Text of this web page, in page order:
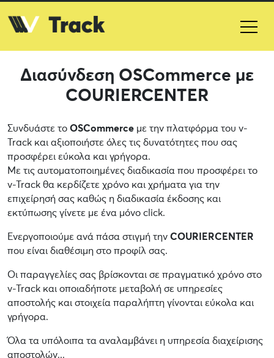
Διασύνδεση OSCommerce με
COURIERCENTER
Συνδυάστε το OSCommerce με την πλατφόρμα του v-
Track και αξιοποιήστε όλες τις δυνατότητες που σας
προσφέρει εύκολα και γρήγορα.
Με τις αυτοματοποιημένες διαδικασία που προσφέρει το
v-Track θα κερδίζετε χρόνο και χρήματα για την
επιχείρησή σας καθώς η διαδικασία έκδοσης και
εκτύπωσης γίνετε με ένα μόνο click.
Ενεργοποιούμε ανά πάσα στιγμή την COURIERCENTER
που είναι διαθέσιμη στο προφίλ σας.
Οι παραγγελίες σας βρίσκονται σε πραγματικό χρόνο στο
v-Track και οποιαδήποτε μεταβολή σε υπηρεσίες
αποστολής και στοιχεία παραλήπτη γίνονται εύκολα και
γρήγορα.
Όλα τα υπόλοιπα τα αναλαμβάνει η υπηρεσία διαχείρισης
αποστολών...